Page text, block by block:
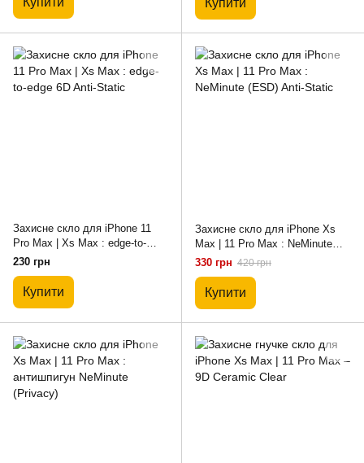
Купити
Захисне скло для iPhone 11
Pro Max | Xs Max : edge-to-
edge 6D Anti-Static
230 грн
Купити
Захисне скло для iPhone Xs
Max | 11 Pro Max : NeMinute
(ESD) Anti-Static
330 грн 420 грн
Купити